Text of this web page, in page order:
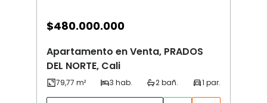
$480.000.000
Apartamento en Venta, PRADOS
DEL NORTE, Cali